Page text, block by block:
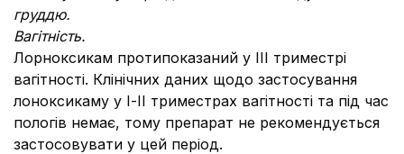
груддю.
Вагітність.
Лорноксикам протипоказаний у ІІІ триместрі
вагітності. Клінічних даних щодо застосування
лоноксикаму у І-ІІ триместрах вагітності та під час
пологів немає, тому препарат не рекомендується
застосовувати у цей період.